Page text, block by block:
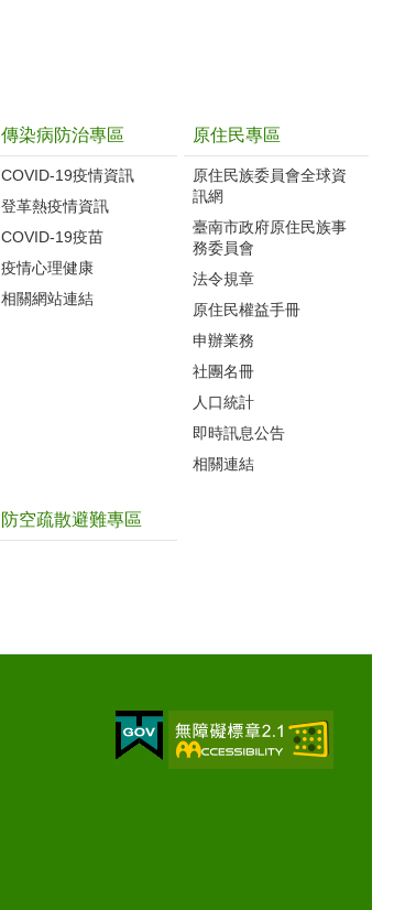
傳染病防治專區
COVID-19疫情資訊
登革熱疫情資訊
COVID-19疫苗
疫情心理健康
相關網站連結
原住民專區
原住民族委員會全球資
訊網
臺南市政府原住民族事
務委員會
法令規章
原住民權益手冊
申辦業務
社團名冊
人口統計
即時訊息公告
相關連結
防空疏散避難專區